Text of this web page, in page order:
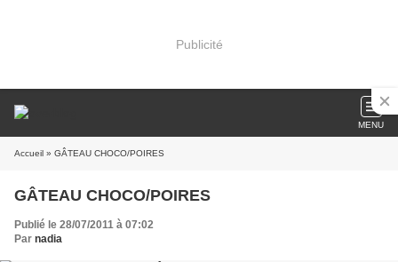
Publicité
MENU
Accueil » GÂTEAU CHOCO/POIRES
GÂTEAU CHOCO/POIRES
Publié le 28/07/2011 à 07:02
Par nadia